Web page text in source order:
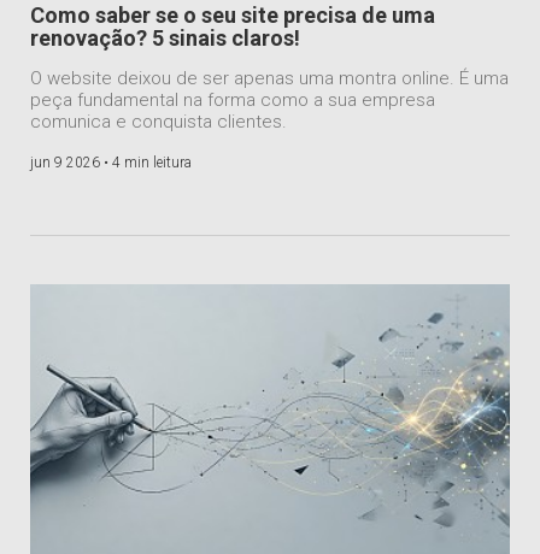
Como saber se o seu site precisa de uma
renovação? 5 sinais claros!
O website deixou de ser apenas uma montra online. É uma
peça fundamental na forma como a sua empresa
comunica e conquista clientes.
jun 9 2026 • 4 min leitura